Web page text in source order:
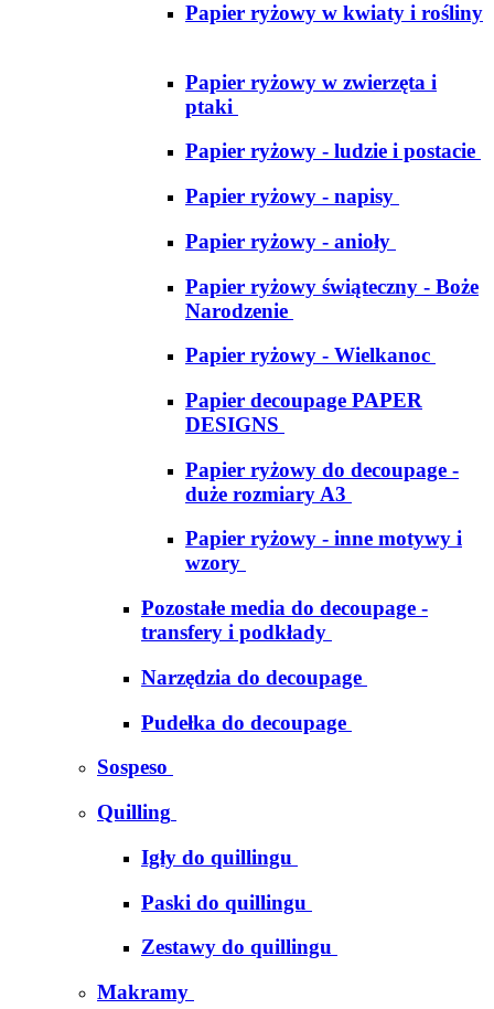
Papier ryżowy w kwiaty i rośliny
Papier ryżowy w zwierzęta i
ptaki
Papier ryżowy - ludzie i postacie
Papier ryżowy - napisy
Papier ryżowy - anioły
Papier ryżowy świąteczny - Boże
Narodzenie
Papier ryżowy - Wielkanoc
Papier decoupage PAPER
DESIGNS
Papier ryżowy do decoupage -
duże rozmiary A3
Papier ryżowy - inne motywy i
wzory
Pozostałe media do decoupage -
transfery i podkłady
Narzędzia do decoupage
Pudełka do decoupage
Sospeso
Quilling
Igły do quillingu
Paski do quillingu
Zestawy do quillingu
Makramy